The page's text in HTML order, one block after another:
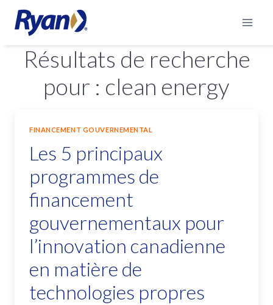
Aller
contenu
Résultats de recherche
pour : clean energy
FINANCEMENT GOUVERNEMENTAL
Les 5 principaux
programmes de
financement
gouvernementaux pour
l’innovation canadienne
en matière de
technologies propres